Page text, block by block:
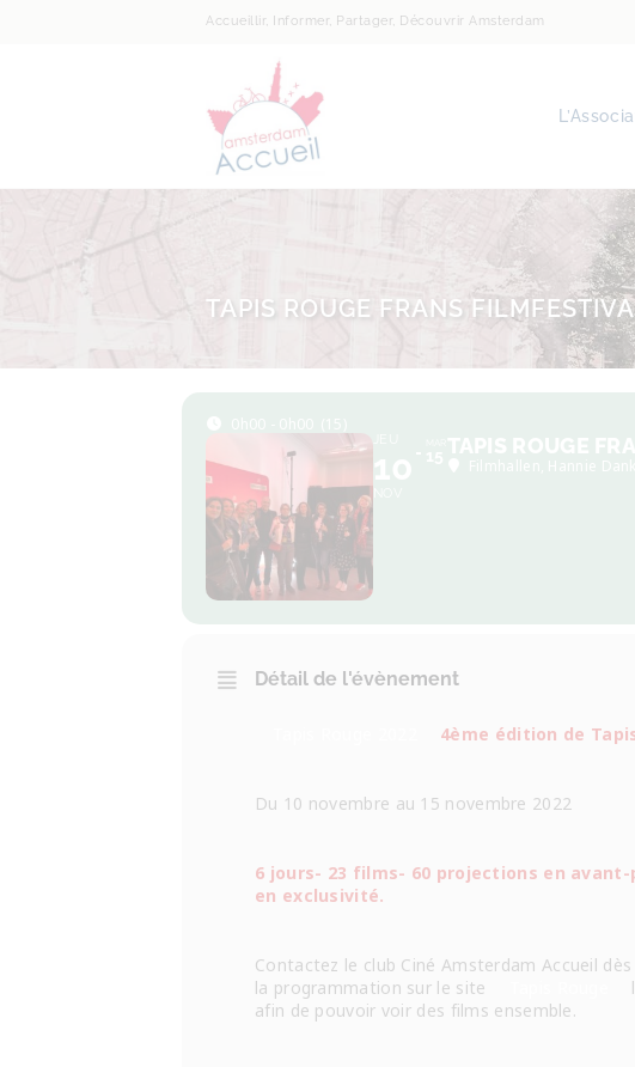
Accueillir, Informer, Partager, Découvrir Amsterdam
TAPIS ROUGE FRANS
Détail de l'évènement
4ème édition de
Du 10 novembre au 15 novembre 2022
6 jours- 23 films- 60 projections en
en exclusivité.
Contactez le club Ciné Amsterdam Accueil dès
la programmation sur le site
afin de pouvoir voir des films ensemble.